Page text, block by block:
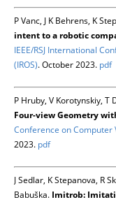
P Vanc, J K Behrens, K
intent to a robotic
IEEE/RSJ International
(IROS). October 2023. pdf
P Hruby, V Korotynskiy, T
Four-view Geometry
Conference on Computer
2023. pdf
J Sedlar, K Stepanova, R
Babuška. Imitrob: